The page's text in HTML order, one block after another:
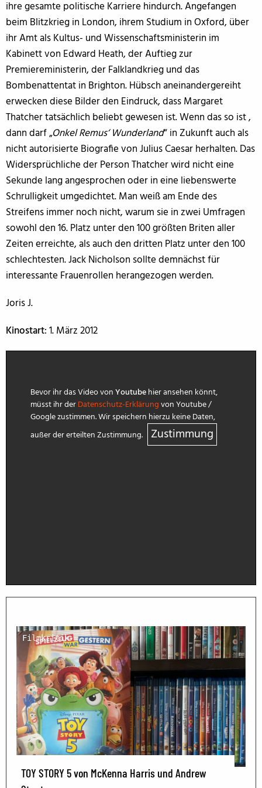
ihre gesamte politische Karriere hindurch. Angefangen
beim Blitzkrieg in London, ihrem Studium in Oxford, über
ihr Amt als Kultus- und Wissenschaftsministerin im
Kabinett von Edward Heath, der Auftieg zur
Premiereministerin, der Falklandkrieg und das
Bombenattentat in Brighton. Hübsch aneinandergereiht
erwecken diese Bilder den Eindruck, dass Margaret
Thatcher tatsächlich beliebt gewesen ist. Wenn das so ist ,
dann darf „Onkel Remus‘ Wunderland“ in Zukunft auch als
nicht autorisierte Biografie von Julius Caesar herhalten. Das
Widersprüchliche der Person Thatcher wird nicht eine
Sekunde lang angesprochen oder in eine liebenswerte
Schrulligkeit umgedichtet. Man weiß am Ende des
Streifens immer noch nicht, warum sie in zwei Umfragen
sowohl den 16. Platz unter den 100 größten Briten aller
Zeiten erreichte, als auch den dritten Platz unter den 100
schlechtesten. Jack Nicholson sollte demnächst für
interessante Frauenrollen herangezogen werden.
Joris J.
Kinostart: 1. März 2012
Bevor ihr das Video vonYoutubehier ansehen könnt,
müsst ihr derDatenschutz-Erklärungvon Youtube /
Google zustimmen. Wir speichern hierzu keine Daten,
außer der erteilten Zustimmung.
Zustimmung
Filmkritik
TOY STORY 5 von McKenna Harris und Andrew